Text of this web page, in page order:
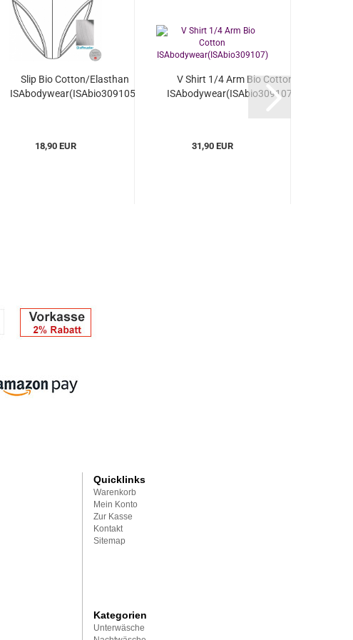
Slip Bio Cotton/Elasthan
ISAbodywear(ISAbio309105)
18,90 EUR
V Shirt 1/4 Arm Bio Cotton
ISAbodywear(ISAbio309107)...
31,90 EUR
Quicklinks
Warenkorb
Mein Konto
Zur Kasse
Kontakt
Sitemap
Kategorien
Unterwäsche